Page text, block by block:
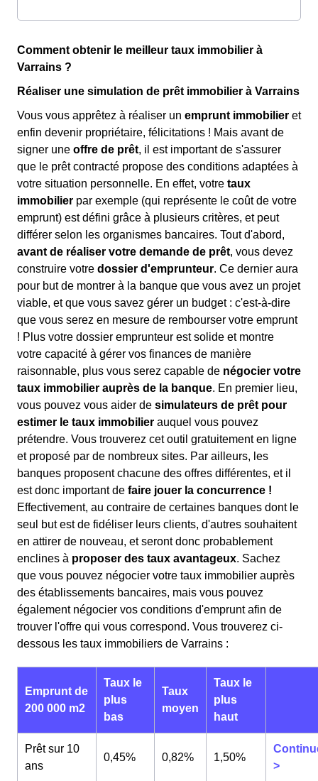
Comment obtenir le meilleur taux immobilier à
Varrains ?
Réaliser une simulation de prêt immobilier à Varrains
Vous vous apprêtez à réaliser un emprunt immobilier et
enfin devenir propriétaire, félicitations ! Mais avant de
signer une offre de prêt, il est important de s'assurer
que le prêt contracté propose des conditions adaptées à
votre situation personnelle. En effet, votre taux
immobilier par exemple (qui représente le coût de votre
emprunt) est défini grâce à plusieurs critères, et peut
différer selon les organismes bancaires. Tout d'abord,
avant de réaliser votre demande de prêt, vous devez
construire votre dossier d'emprunteur. Ce dernier aura
pour but de montrer à la banque que vous avez un projet
viable, et que vous savez gérer un budget : c'est-à-dire
que vous serez en mesure de rembourser votre emprunt
! Plus votre dossier emprunteur est solide et montre
votre capacité à gérer vos finances de manière
raisonnable, plus vous serez capable de négocier votre
taux immobilier auprès de la banque. En premier lieu,
vous pouvez vous aider de simulateurs de prêt pour
estimer le taux immobilier auquel vous pouvez
prétendre. Vous trouverez cet outil gratuitement en ligne
et proposé par de nombreux sites. Par ailleurs, les
banques proposent chacune des offres différentes, et il
est donc important de faire jouer la concurrence !
Effectivement, au contraire de certaines banques dont le
seul but est de fidéliser leurs clients, d'autres souhaitent
en attirer de nouveau, et seront donc probablement
enclines à proposer des taux avantageux. Sachez
que vous pouvez négocier votre taux immobilier auprès
des établissements bancaires, mais vous pouvez
également négocier vos conditions d'emprunt afin de
trouver l'offre qui vous correspond. Vous trouverez ci-
dessous les taux immobiliers de Varrains :
Emprunt de
200 000 m2
Taux le
plus
bas
Taux
moyen
Taux le
plus
haut
Prêt sur 10
ans
0,45% 0,82% 1,50%
>